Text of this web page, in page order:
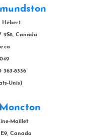
Hébert
2S8, Canada
363-8336
Unis)
Maillet
Canada